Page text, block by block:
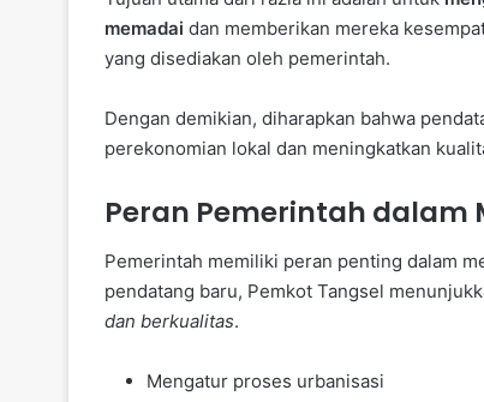
memadai dan memberikan mereka
yang disediakan oleh pemerintah.
Dengan demikian, diharapkan bahwa
perekonomian lokal dan meningkatkan
Peran Pemerintah dalam
Pemerintah memiliki peran penting dalam
pendatang baru, Pemkot Tangsel
dan berkualitas.
Mengatur proses urbanisasi